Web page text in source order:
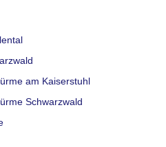
am Kaiserstuhl
Schwarzwald